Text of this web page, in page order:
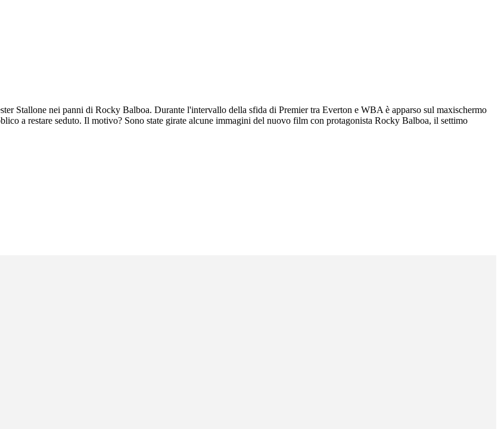
Stallone nei panni di Rocky Balboa. Durante l'intervallo della sfida di Premier tra Everton e WBA è apparso sul maxischermo
a restare seduto. Il motivo? Sono state girate alcune immagini del nuovo film con protagonista Rocky Balboa, il settimo